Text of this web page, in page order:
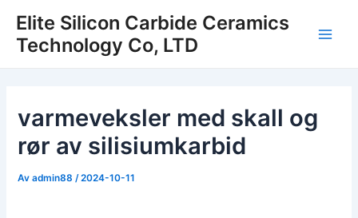
rettElite Silicon Carbide Ceramics
Technology Co, LTD
varmeveksler med skall og
rør av silisiumkarbid
Av admin88/2024-10-11